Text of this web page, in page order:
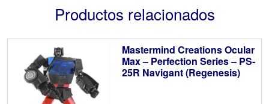
Productos relacionados
Mastermind Creations Ocular
Max – Perfection Series – PS-
25R Navigant (Regenesis)